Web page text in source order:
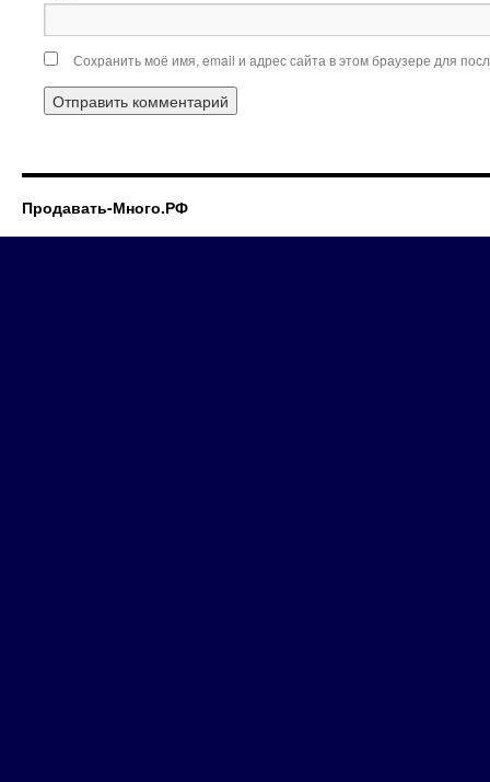
Сохранить моё имя, email и адрес сайта в этом браузере для
Продавать-Много.РФ